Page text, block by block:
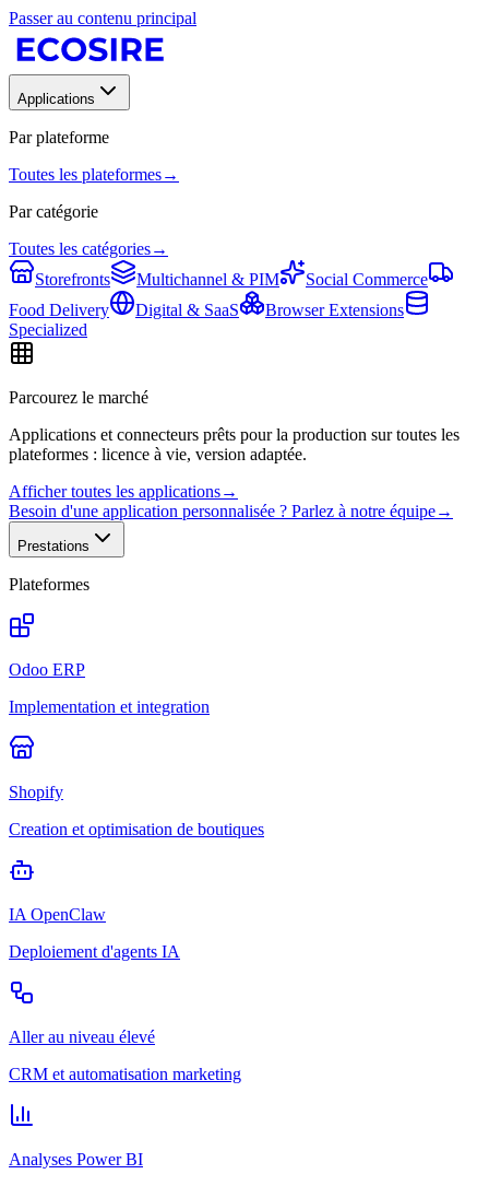
Passer au contenu principal
Applications
Par plateforme
Toutes les plateformes→
Par catégorie
Toutes les catégories→
Storefronts
Multichannel & PIM
Social Commerce
Food Delivery
Digital & SaaS
Browser Extensions
Specialized
Parcourez le marché
Applications et connecteurs prêts pour la production sur toutes les
plateformes : licence à vie, version adaptée.
Afficher toutes les applications→
Besoin d'une application personnalisée ? Parlez à notre équipe→
Prestations
Plateformes
Odoo ERP
Implementation et integration
Shopify
Creation et optimisation de boutiques
IA OpenClaw
Deploiement d'agents IA
Aller au niveau élevé
CRM et automatisation marketing
Analyses Power BI